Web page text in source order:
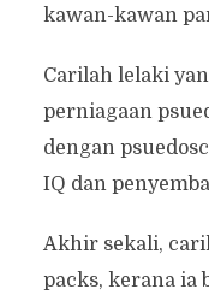
kawan-kawan
Carilah lelaki
perniagaan
dengan
IQ dan
Akhir sekali,
packs, kerana ia